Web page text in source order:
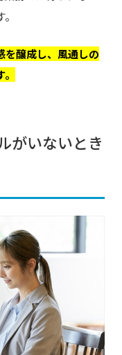
を醸成し、風通しの
がいないとき